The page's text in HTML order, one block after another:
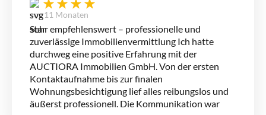
vor 11 Monaten
Sehr empfehlenswert – professionelle und
zuverlässige Immobilienvermittlung Ich hatte
durchweg eine positive Erfahrung mit der
AUCTIORA Immobilien GmbH. Von der ersten
Kontaktaufnahme bis zur finalen
Wohnungsbesichtigung lief alles reibungslos und
äußerst professionell. Die Kommunikation war